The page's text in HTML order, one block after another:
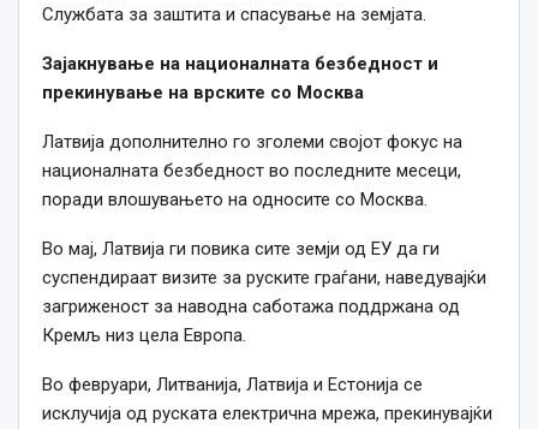
Службата за заштита и спасување на земјата.
Зајакнување на националната безбедност и
прекинување на врските со Москва
Латвија дополнително го зголеми својот фокус на
националната безбедност во последните месеци,
поради влошувањето на односите со Москва.
Во мај, Латвија ги повика сите земји од ЕУ да ги
суспендираат визите за руските граѓани, наведувајќи
загриженост за наводна саботажа поддржана од
Кремљ низ цела Европа.
Во февруари, Литванија, Латвија и Естонија се
исклучија од руската електрична мрежа, прекинувајќи